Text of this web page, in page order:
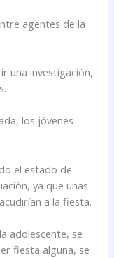
agentes de la
una investigación,
los jóvenes
el estado de
ya que unas
a la fiesta.
adolescente, se
fiesta alguna, se